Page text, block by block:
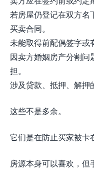
若房屋仍登记在双方名
买卖合同。
未能取得前配偶签字或
因卖方婚姻房产分割
担。
涉及贷款、抵押、解押
这些不是多余。
它们是在防止买家被卡
房源本身可以喜欢，但